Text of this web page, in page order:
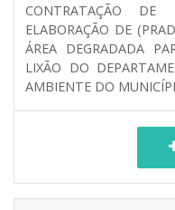
CONTRATAÇÃO DE
ELABORAÇÃO DE
ÁREA DEGRADADA
LIXÃO DO
AMBIENTE DO